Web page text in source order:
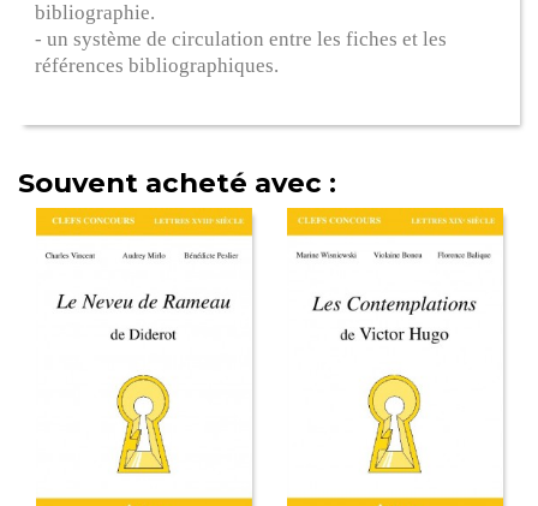
bibliographie.
- un système de circulation entre les fiches et les
références bibliographiques.
Souvent acheté avec :